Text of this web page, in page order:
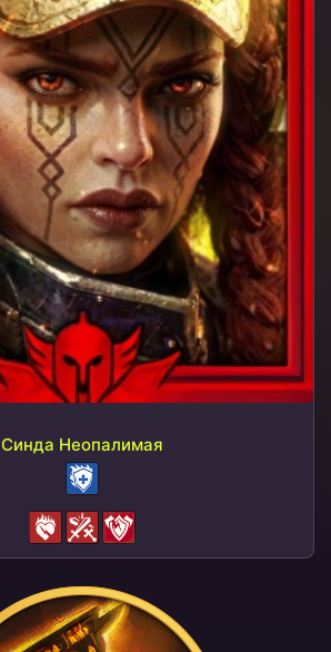
Синда Неопалимая